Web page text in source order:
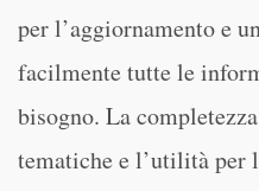
per l’aggiornamento e
facilmente tutte le
bisogno. La
tematiche e l’utilità per